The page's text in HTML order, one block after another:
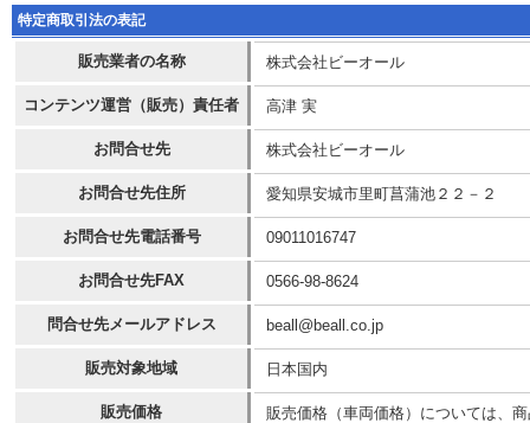
特定商取引法の表記
販売業者の名称 株式会社ビーオール
コンテンツ運営（販売）責任者 高津 実
お問合せ先 株式会社ビーオール
お問合せ先住所 愛知県安城市里町菖蒲池２２－２
お問合せ先電話番号 09011016747
お問合せ先FAX 0566-98-8624
問合せ先メールアドレス beall@beall.co.jp
販売対象地域 日本国内
販売価格
販売価格（車両価格）については、